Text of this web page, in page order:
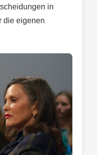
in
die eigenen